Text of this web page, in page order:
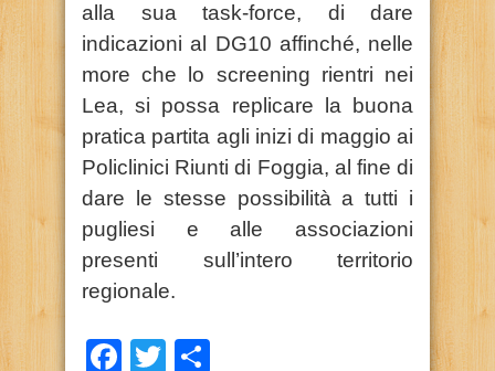
alla sua task-force, di dare
indicazioni al DG10 affinché, nelle
more che lo screening rientri nei
Lea, si possa replicare la buona
pratica partita agli inizi di maggio ai
Policlinici Riunti di Foggia, al fine di
dare le stesse possibilità a tutti i
pugliesi e alle associazioni
presenti sull’intero territorio
regionale.
Facebook
Twitter